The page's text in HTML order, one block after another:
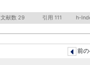
文献数 29 引用 111 h-
前